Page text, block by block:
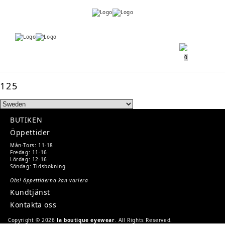
Menu
0
125
BUTIKEN
Kundtjänst
Öppettider
Mån-Tors: 11-18
Fredag: 11-16
Lördag: 12-16
Söndag: Tidsbokning
Obs! öppettiderna kan variera
Kontakta oss
Copyright © 2026la boutique eyewear. All Rights Reserved.